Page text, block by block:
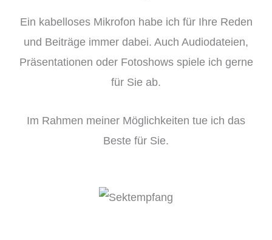
Ein kabelloses Mikrofon habe ich für Ihre Reden
und Beiträge immer dabei. Auch Audiodateien,
Präsentationen oder Fotoshows spiele ich gerne
für Sie ab.
Im Rahmen meiner Möglichkeiten tue ich das
Beste für Sie.